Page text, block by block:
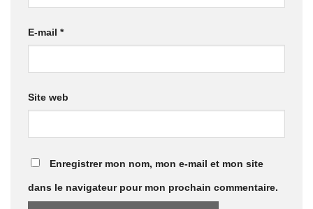
E-mail *
Site web
Enregistrer mon nom, mon e-mail et mon site
dans le navigateur pour mon prochain commentaire.